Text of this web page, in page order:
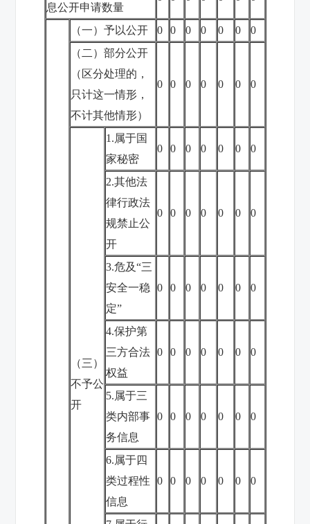
息公开申请数量
（一）予以公开 0 0 0 0 0 0
0
（二）部分公开
（区分处理的，
只计这一情形，
不计其他情形）
0 0 0 0 0 0 0
（三）
不予公
开
1.属于国
家秘密
0 0 0 0 0 0 0
2.其他法
律行政法
规禁止公
开
0 0 0 0 0 0 0
3.危及“三
安全一稳
定”
0 0 0 0 0 0 0
4.保护第
三方合法
权益
0 0 0 0 0 0 0
5.属于三
类内部事
务信息
0 0 0 0 0 0 0
6.属于四
类过程性
信息
0 0 0 0 0 0 0